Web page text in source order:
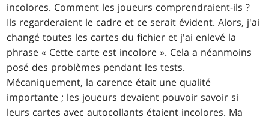
incolores. Comment les joueurs comprendraient-ils ?
Ils regarderaient le cadre et ce serait évident. Alors, j'ai
changé toutes les cartes du fichier et j'ai enlevé la
phrase « Cette carte est incolore ». Cela a néanmoins
posé des problèmes pendant les tests.
Mécaniquement, la carence était une qualité
importante ; les joueurs devaient pouvoir savoir si
leurs cartes avec autocollants étaient incolores. Ma